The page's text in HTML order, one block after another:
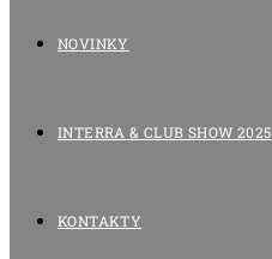
NOVINKY
INTERRA & CLUB SHOW 2025
KONTAKTY